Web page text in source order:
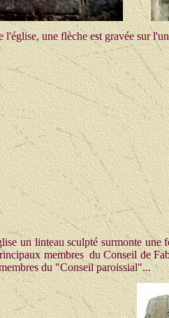
l'église, une flèche est gravée sur
un linteau sculpté surmonte
membres du Conseil de
du "Conseil paroissial"...